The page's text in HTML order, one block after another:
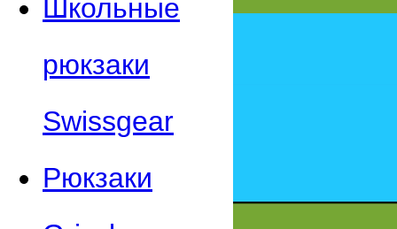
Школьные
рюкзаки
Swissgear
Рюкзаки